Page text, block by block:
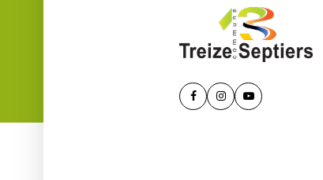
Lien Lien Lien